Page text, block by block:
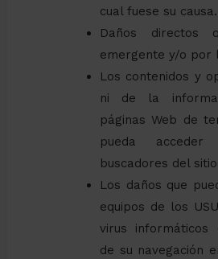
cual fuese su causa.
Daños directos
emergente y/o por
Los contenidos y
ni de la
páginas Web de
pueda
buscadores del
Los daños que
equipos de los
virus informáticos
de su navegación